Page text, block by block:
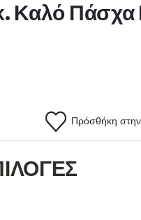
Καλό
Πρόσθήκη στην